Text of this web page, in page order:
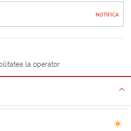
NOTIFICA
la operator